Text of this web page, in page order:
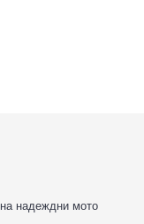
надеждни мото